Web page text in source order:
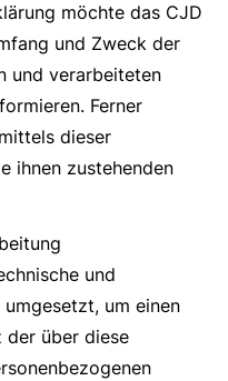
möchte das CJD
und Zweck der
und verarbeiteten
Ferner
dieser
ihnen zustehenden
und
um einen
der über diese